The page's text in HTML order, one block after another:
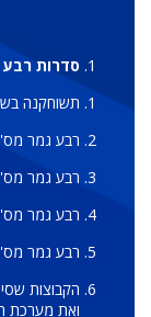
סדרות רבע
תשוחקנה
רבע גמר מס' 1: מקום 1 – מקום 8
רבע גמר מס' 2: מקום 2 – מקום 7
רבע גמר מס' 3: מקום 3 – מקום 6
רבע גמר מס' 4: מקום 4 – מקום 5
ואת מערכת